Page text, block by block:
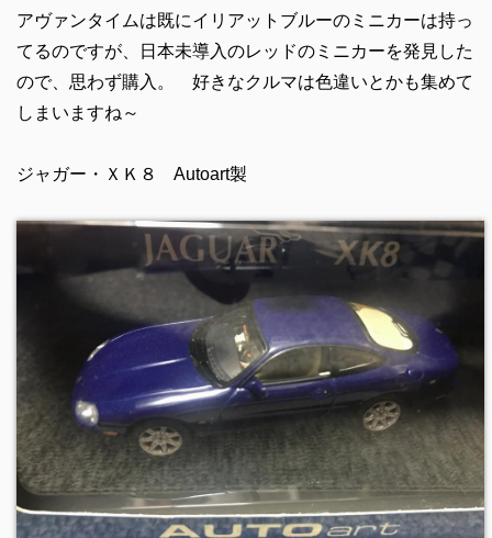
アヴァンタイムは既にイリアットブルーのミニカーは持っ
てるのですが、日本未導入のレッドのミニカーを発見した
ので、思わず購入。 好きなクルマは色違いとかも集めて
しまいますね～
ジャガー・ＸＫ８ Autoart製